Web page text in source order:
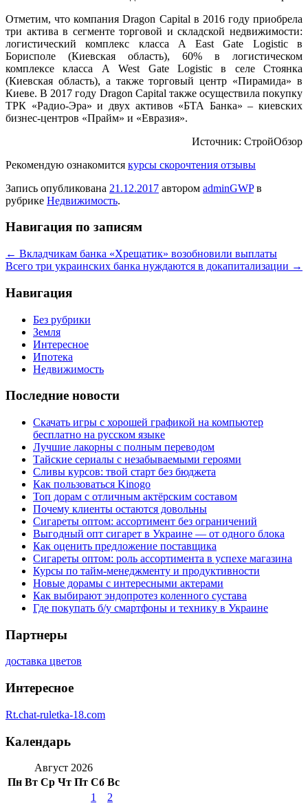
Отметим, что компания Dragon Capital в 2016 году приобрела
три актива в сегменте торговой и складской недвижимости:
логистический комплекс класса А East Gate Logistic в
Борисполе (Киевская область), 60% в логистическом
комплексе класса А West Gate Logistic в селе Стоянка
(Киевская область), а также торговый центр «Пирамида» в
Киеве. В 2017 году Dragon Capital также осуществила покупку
ТРК «Радио-Эра» и двух активов «БТА Банка» – киевских
бизнес-центров «Прайм» и «Евразия».
Источник: СтройОбзор
Рекомендую ознакомится курсы скорочтения отзывы
Запись опубликована 21.12.2017 автором adminGWPв
рубрике Недвижимость.
Навигация по записям
← Вкладчикам банка «Хрещатик» возобновили выплаты
Всего три украинских банка нуждаются в докапитализации →
Навигация
Без рубрики
Земля
Интересное
Ипотека
Недвижимость
Последние новости
Скачать игры с хорошей графикой на компьютер
бесплатно на русском языке
Лучшие лакорны с полным переводом
Тайские сериалы с незабываемыми героями
Сливы курсов: твой старт без бюджета
Как пользоваться Kinogo
Топ дорам с отличным актёрским составом
Почему клиенты остаются довольны
Сигареты оптом: ассортимент без ограничений
Выгодный опт сигарет в Украине — от одного блока
Как оценить предложение поставщика
Сигареты оптом: роль ассортимента в успехе магазина
Курсы по тайм-менеджменту и продуктивности
Новые дорамы с интересными актерами
Как выбирают эндопротез коленного сустава
Где покупать б/у смартфоны и технику в Украине
Партнеры
доставка цветов
Интересное
Rt.chat-ruletka-18.com
Календарь
Август 2026
Пн Вт Ср Чт Пт Сб Вс
1
2